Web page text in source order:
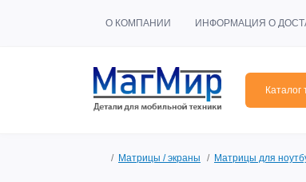
О КОМПАНИИ ИНФОРМАЦИЯ О
Каталог
Матрицы / экраны Матрицы для